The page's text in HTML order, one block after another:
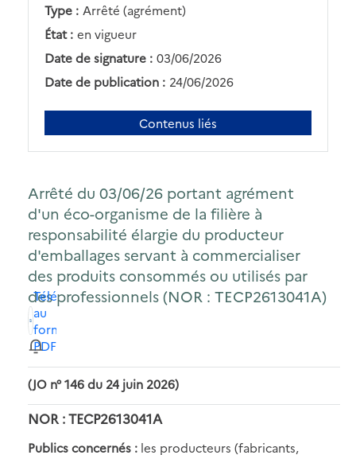
Type : Arrêté (agrément)
État : en vigueur
Date de signature : 03/06/2026
Date de publication : 24/06/2026
Contenus liés
Arrêté du 03/06/26 portant agrément
d'un éco-organisme de la filière à
responsabilité élargie du producteur
d'emballages servant à commercialiser
des produits consommés ou utilisés par
des professionnels (NOR : TECP2613041A)
Télécharger
au
format
PDF
(JO n° 146 du 24 juin 2026)
NOR : TECP2613041A
Publics concernés : les producteurs (fabricants,